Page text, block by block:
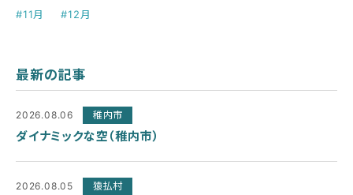
#11月
#12月
最新の記事
2026.08.06 稚内市
ダイナミックな空（稚内市）
2026.08.05 猿払村